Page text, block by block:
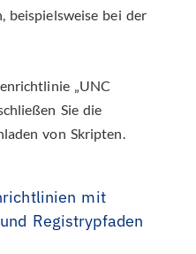
beispielsweise bei der
„UNC
Sie die
von Skripten.
mit
Registrypfaden